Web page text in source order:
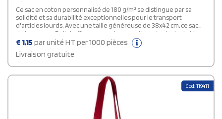
Ce sac en coton personnalisé de 180 g/m² se distingue par sa
solidité et sa durabilité exceptionnelles pour le transport
d'articles lourds. Avec une taille généreuse de 38x42 cm, ce sac
de la marque Bullet offre un grand compartiment principal et les
poignées de 30 cm de long facilitent le port du sac à l'épaule tout
en assurant une visibilité maximale pour afficher fièrement
n'importe quel logo.
€1,15 par unité HT per 1000 pièces
Livraison gratuite
Cod: 119411